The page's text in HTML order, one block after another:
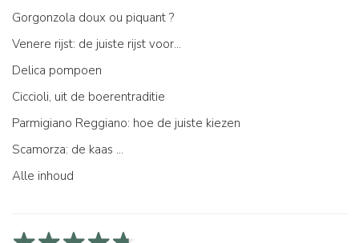
Gorgonzola doux ou piquant ?
Venere rijst: de juiste rijst voor...
Delica pompoen
Ciccioli, uit de boerentraditie
Parmigiano Reggiano: hoe de juiste kiezen
Scamorza: de kaas ...
Alle inhoud